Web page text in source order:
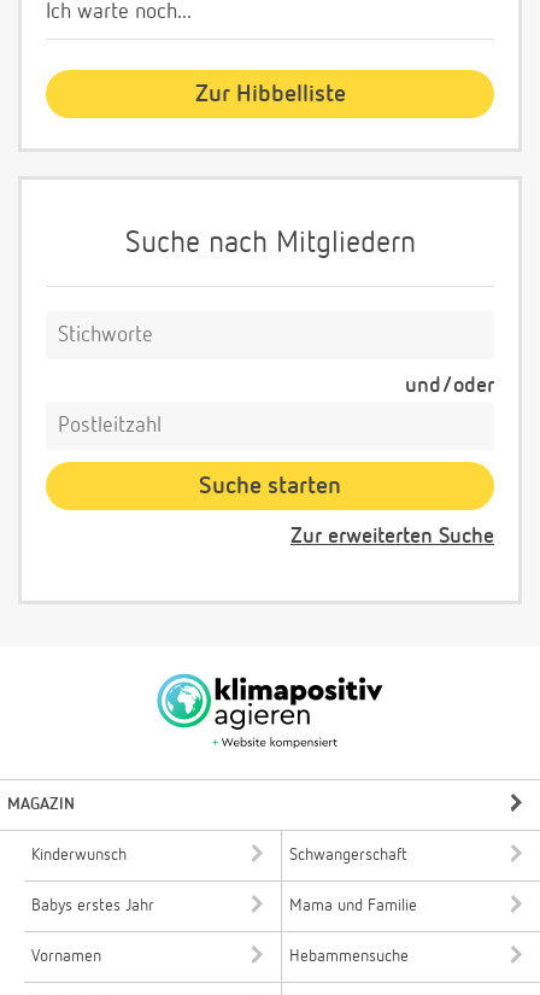
Ich warte noch...
Zur Hibbelliste
Suche nach Mitgliedern
und/oder
Zur erweiterten Suche
MAGAZIN
Kinderwunsch Schwangerschaft
Babys erstes Jahr Mama und Familie
Vornamen Hebammensuche